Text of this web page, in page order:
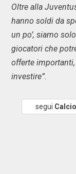
Oltre alla
hanno soldi da
un po’, siamo
giocatori che
offerte
investire”.
segui